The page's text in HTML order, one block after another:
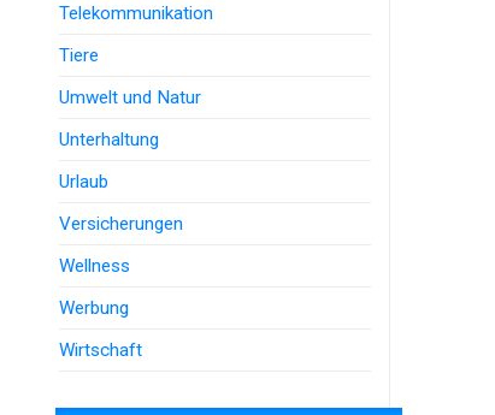
Telekommunikation
Tiere
Umwelt und Natur
Unterhaltung
Urlaub
Versicherungen
Wellness
Werbung
Wirtschaft